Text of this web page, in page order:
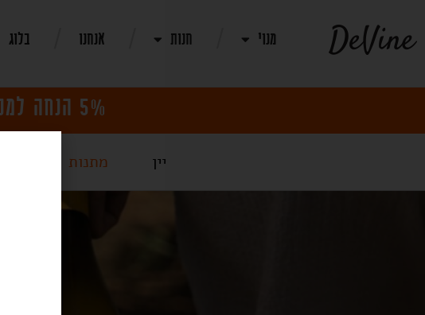
מנוי חנות אנחנו בלוג
5% הנחה למנויים! | משלוח חינם בקניית 12 בקבוקי יין
יין מתנות